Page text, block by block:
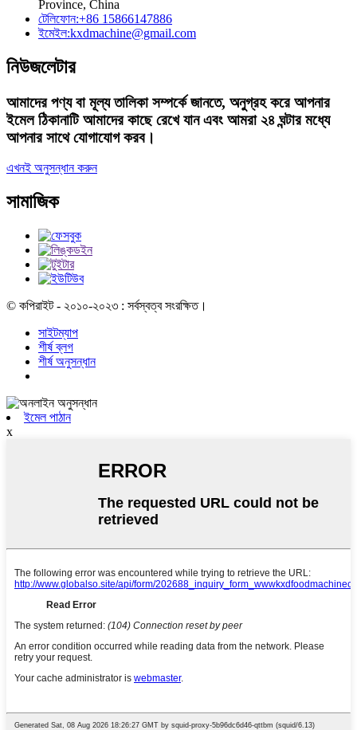
Province, China
টেলিফোন:+86 15866147886
ইমেইল:kxdmachine@gmail.com
নিউজলেটার
আমাদের পণ্য বা মূল্য তালিকা সম্পর্কে জানতে, অনুগ্রহ করে আপনার
ইমেল ঠিকানাটি আমাদের কাছে রেখে যান এবং আমরা ২৪ ঘন্টার মধ্যে
আপনার সাথে যোগাযোগ করব।
এখনই অনুসন্ধান করুন
সামাজিক
© কপিরাইট - ২০১০-২০২৩ : সর্বস্বত্ব সংরক্ষিত।
সাইটম্যাপ
শীর্ষ ব্লগ
শীর্ষ অনুসন্ধান
ইমেল পাঠান
x